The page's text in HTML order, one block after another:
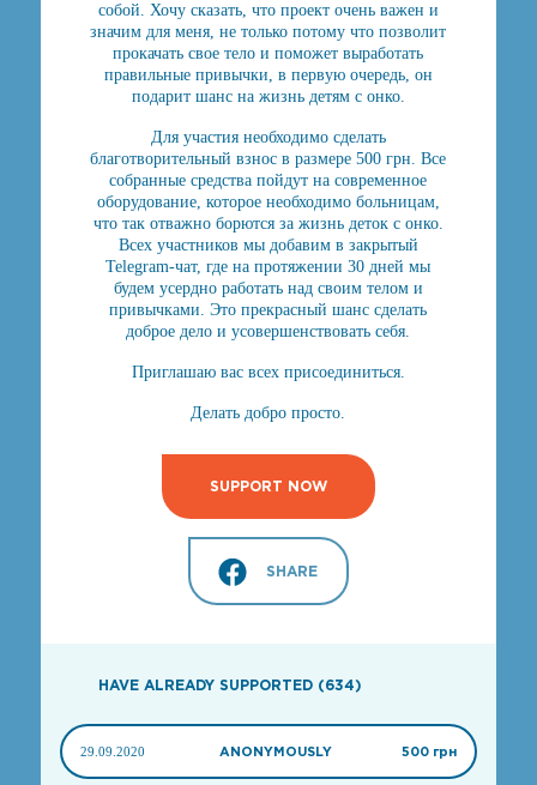
собой. Хочу сказать, что проект очень важен и
значим для меня, не только потому что позволит
прокачать свое тело и поможет выработать
правильные привычки, в первую очередь, он
подарит шанс на жизнь детям с онко.
Для участия необходимо сделать
благотворительный взнос в размере 500 грн. Все
собранные средства пойдут на современное
оборудование, которое необходимо больницам,
что так отважно борются за жизнь деток с онко.
Всех участников мы добавим в закрытый
Telegram-чат, где на протяжении 30 дней мы
будем усердно работать над своим телом и
привычками. Это прекрасный шанс сделать
доброе дело и усовершенствовать себя.
Приглашаю вас всех присоединиться.
Делать добро просто.
SUPPORT NOW
SHARE
HAVE ALREADY SUPPORTED (634)
29.09.2020 ANONYMOUSLY 500 грн